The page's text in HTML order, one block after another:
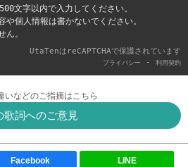
文字以内で入力してください。
個人情報は書かないでください。
。
UtaTenはreCAPTCHAで保護されています
プライバシー - 利用契約
いなどのご指摘はこちら
歌詞へのご意見
Facebook LINE